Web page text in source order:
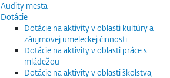
Audity mesta
Dotácie
Dotácie na aktivity v oblasti kultúry a
záujmovej umeleckej činnosti
Dotácie na aktivity v oblasti práce s
mládežou
Dotácie na aktivity v oblasti školstva,